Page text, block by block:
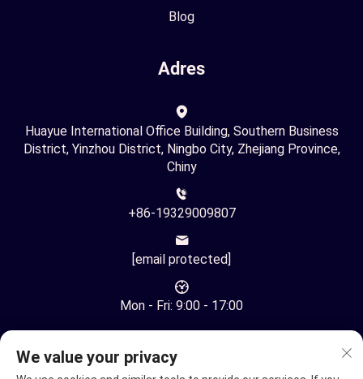
Blog
Adres
Huayue International Office Building, Southern Business
District, Yinzhou District, Ningbo City, Zhejiang Province,
Chiny
+86-19329009807
[email protected]
Mon - Fri: 9:00 - 17:00
We value your privacy